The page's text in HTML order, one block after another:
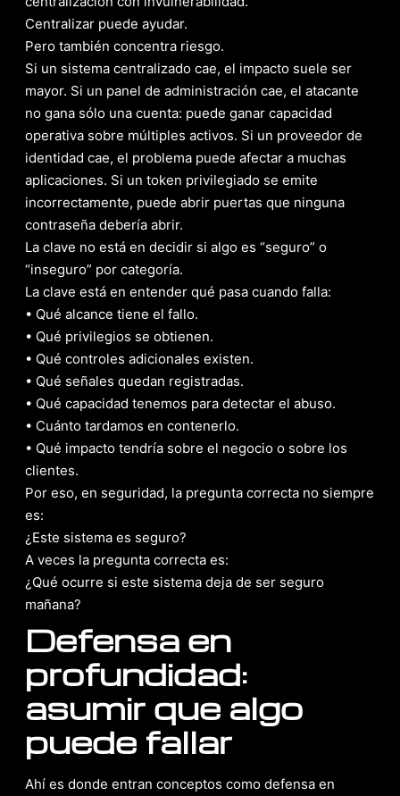
Centralizar puede ayudar.
Pero también concentra riesgo.
Si un sistema centralizado cae, el impacto suele ser
mayor. Si un panel de administración cae, el atacante
no gana sólo una cuenta: puede ganar capacidad
operativa sobre múltiples activos. Si un proveedor de
identidad cae, el problema puede afectar a muchas
aplicaciones. Si un token privilegiado se emite
incorrectamente, puede abrir puertas que ninguna
contraseña debería abrir.
La clave no está en decidir si algo es “seguro” o
“inseguro” por categoría.
La clave está en entender qué pasa cuando falla:
• Qué alcance tiene el fallo.
• Qué privilegios se obtienen.
• Qué controles adicionales existen.
• Qué señales quedan registradas.
• Qué capacidad tenemos para detectar el abuso.
• Cuánto tardamos en contenerlo.
• Qué impacto tendría sobre el negocio o sobre los
clientes.
Por eso, en seguridad, la pregunta correcta no siempre
es:
¿Este sistema es seguro?
A veces la pregunta correcta es:
¿Qué ocurre si este sistema deja de ser seguro
mañana?
Defensa en
profundidad:
asumir que algo
puede fallar
Ahí es donde entran conceptos como defensa en